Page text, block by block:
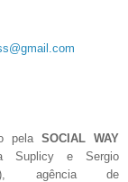
pela SOCIAL WAY
Suplicy e Sergio
, agência de